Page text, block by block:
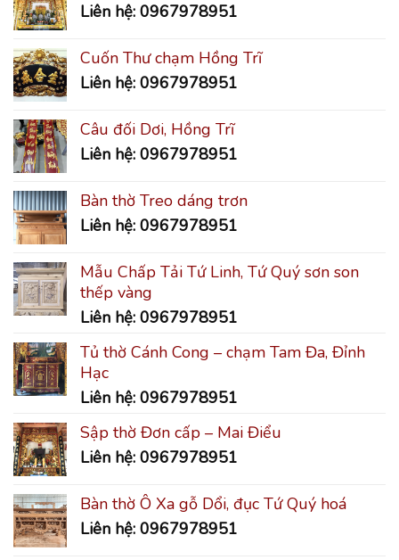
Liên hệ: 0967978951
Cuốn Thư chạm Hồng Trĩ
Liên hệ: 0967978951
Câu đối Dơi, Hồng Trĩ
Liên hệ: 0967978951
Bàn thờ Treo dáng trơn
Liên hệ: 0967978951
Mẫu Chấp Tải Tứ Linh, Tứ Quý sơn son
thếp vàng
Liên hệ: 0967978951
Tủ thờ Cánh Cong – chạm Tam Đa, Đỉnh
Hạc
Liên hệ: 0967978951
Sập thờ Đơn cấp – Mai Điểu
Liên hệ: 0967978951
Bàn thờ Ô Xa gỗ Dổi, đục Tứ Quý hoá
Liên hệ: 0967978951